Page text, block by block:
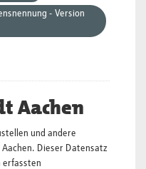
- Version
Aachen
und andere
Dieser Datensatz
erfassten